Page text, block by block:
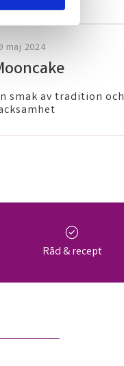
maj 2024
smak av tradition och
check_circle
Råd & recept